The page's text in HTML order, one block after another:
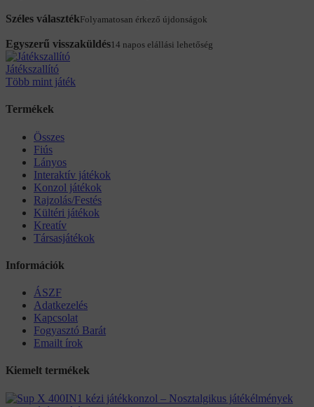
Széles választékFolyamatosan érkező újdonságok
Egyszerű visszaküldés14 napos elállási lehetőség
Játékszallító
Több mint játék
Termékek
Összes
Fiús
Lányos
Interaktív játékok
Konzol játékok
Rajzolás/Festés
Kültéri játékok
Kreatív
Társasjátékok
Információk
ÁSZF
Adatkezelés
Kapcsolat
Fogyasztó Barát
Emailt írok
Kiemelt termékek